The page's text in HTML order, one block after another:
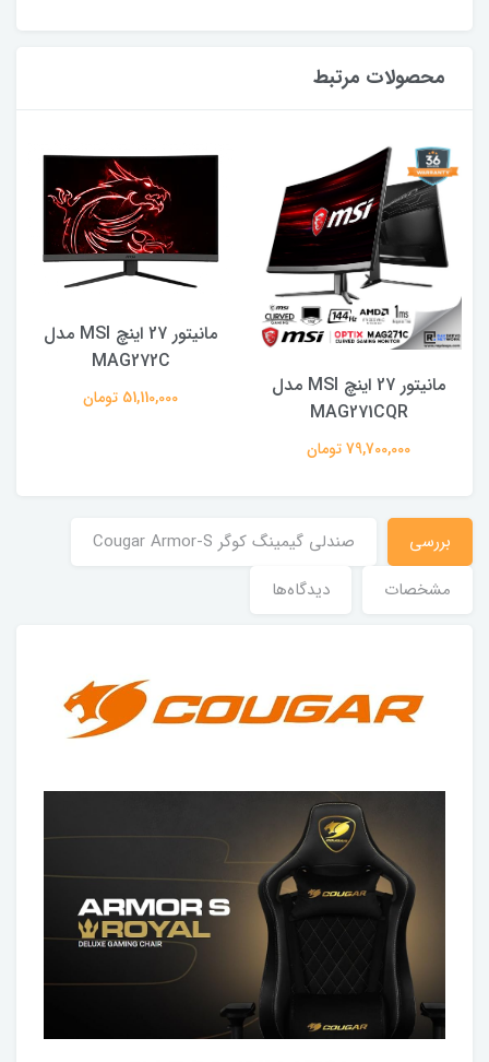
محصولات مرتبط
مانیتور 27 اینچ MSI مدل
MAG271CQR
79,700,000 تومان
مانیتور 27 اینچ MSI مدل
MAG272C
51,110,000 تومان
بررسی
صندلی گیمینگ کوگر Cougar Armor-S
مشخصات
دیدگاه‌ها